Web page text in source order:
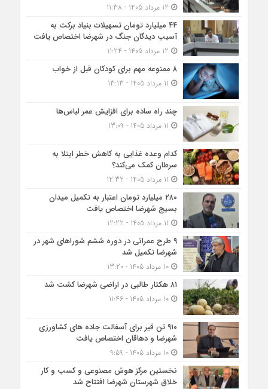
۴۴ میلیارد تومان تسهیلات بنیاد برکت به
آسیب دیدگان جنگ در شهرضا اختصاص یافت
۸ ممنوعه مهم برای کودکان قبل از خواب
چند راه ساده برای افزایش عمر لباس‌ها
کدام وعده غذایی به کاهش خطر ابتلا به
سرطان کمک می‌کند؟
۲۸۰ میلیارد تومان اعتبار به تکمیل میدان
بسیج شهرضا اختصاص یافت
۹ طرح عمرانی در دوره ششم شوراهای شهر در
شهرضا تکمیل شد
10 مرداد 1405 - 13:20
۸۱ هکتار طالبی در اراضی شهرضا کشت شد
10 مرداد 1405 - 11:46
۹۱۰ تن قیر برای آسفالت جاده های کشاورزی
شهرضا و دهاقان اختصاص یافت
10 مرداد 1405 - 9:59
نخستین مرکز هوش مصنوعی و کسب‌ و کار
خلاق شهرستان شهرضا افتتاح شد